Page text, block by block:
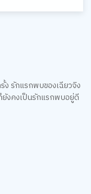
ง รักแรกพบของเฉียวจิง
งคงเป็นรักแรกพบอยู่ดี